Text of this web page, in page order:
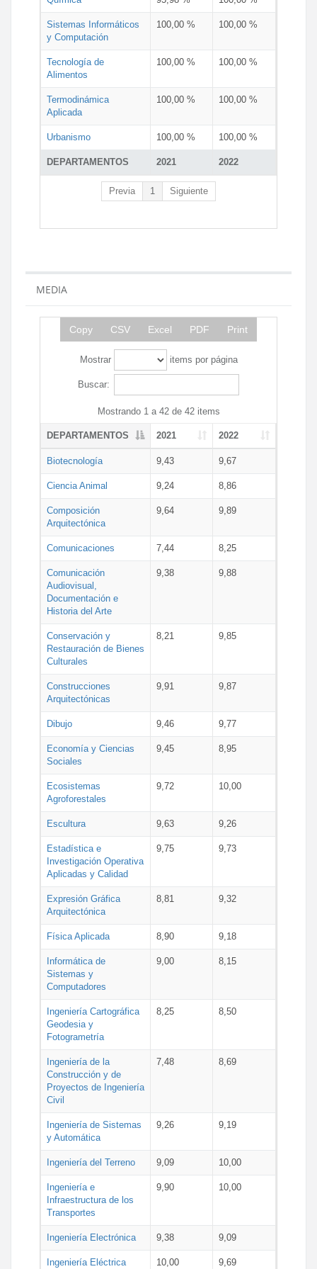
DEPARTAMENTOS 2021 2022
Sistemas Informáticos
y Computación
100,00 % 100,00 %
Tecnología de
Alimentos
100,00 % 100,00 %
Termodinámica
Aplicada
100,00 % 100,00 %
Urbanismo 100,00 % 100,00 %
Previa 1 Siguiente
MEDIA
Copy CSV Excel PDF Print
Mostrar items por página
Buscar:
Mostrando 1 a 42 de 42 items
DEPARTAMENTOS 2021 2022
Biotecnología 9,43 9,67
Ciencia Animal 9,24 8,86
Composición
Arquitectónica
9,64 9,89
Comunicaciones 7,44 8,25
Comunicación
Audiovisual,
Documentación e
Historia del Arte
9,38 9,88
Conservación y
Restauración de Bienes
Culturales
8,21 9,85
Construcciones
Arquitectónicas
9,91 9,87
Dibujo 9,46 9,77
Economía y Ciencias
Sociales
9,45 8,95
Ecosistemas
Agroforestales
9,72 10,00
Escultura 9,63 9,26
Estadística e
Investigación Operativa
Aplicadas y Calidad
9,75 9,73
Expresión Gráfica
Arquitectónica
8,81 9,32
Física Aplicada 8,90 9,18
Informática de
Sistemas y
Computadores
9,00 8,15
Ingeniería Cartográfica
Geodesia y
Fotogrametría
8,25 8,50
Ingeniería de la
Construcción y de
Proyectos de Ingeniería
Civil
7,48 8,69
Ingeniería de Sistemas
y Automática
9,26 9,19
Ingeniería del Terreno 9,09 10,00
Ingeniería e
Infraestructura de los
Transportes
9,90 10,00
Ingeniería Electrónica 9,38 9,09
Ingeniería Eléctrica 10,00 9,69